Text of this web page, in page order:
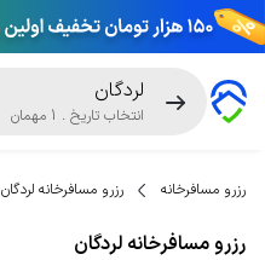
لردگان
انتخاب تاریخ .
1 مهمان
رزرو مسافرخانه رزرو مسافرخانه لردگان
رزرو مسافرخانه لردگان